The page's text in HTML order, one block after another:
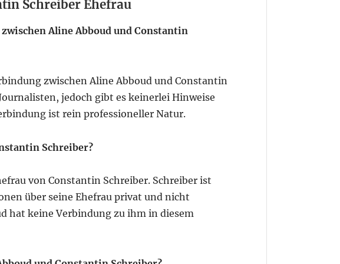
Schreiber Ehefrau
Aline Abboud und Constantin
zwischen Aline Abboud und Constantin
jedoch gibt es keinerlei Hinweise
ist rein professioneller Natur.
Schreiber?
von Constantin Schreiber. Schreiber ist
über seine Ehefrau privat und nicht
hat keine Verbindung zu ihm in diesem